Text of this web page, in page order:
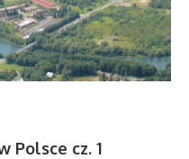
Polsce cz. 1